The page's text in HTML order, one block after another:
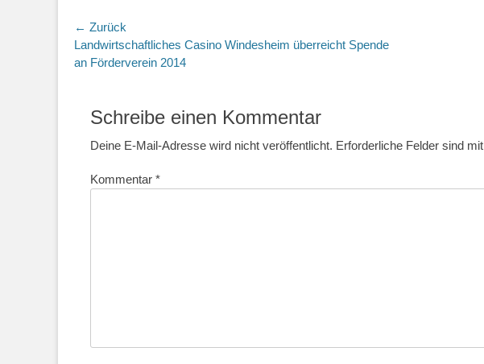
Beitragsnavigation
← Zurück
Vorheriger
Beitrag:
Landwirtschaftliches Casino Windesheim überreicht Spende
an Förderverein 2014
Schreibe einen Kommentar
Deine E-Mail-Adresse wird nicht veröffentlicht. Erforderliche Felder sind mit
Kommentar *